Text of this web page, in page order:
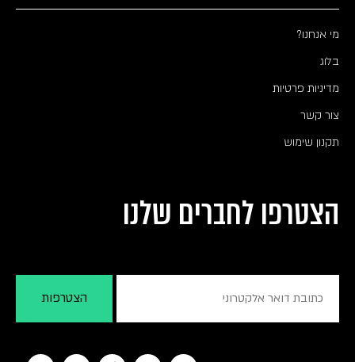
מי אנחנו?
בלוג
מדיניות פרטיות
צור קשר
תקנון שימוש
הצטרפו לחברים שלנו